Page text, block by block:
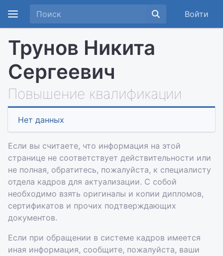
Войти
Трунов Никита
Сергеевич
Повышение квалификации
Нет данных
Если вы считаете, что информация на этой
странице не соответствует действительности или
не полная, обратитесь, пожалуйста, к специалисту
отдела кадров для актуализации. С собой
необходимо взять оригиналы и копии дипломов,
сертификатов и прочих подтверждающих
документов.
Если при обращении в системе кадров имеется
иная информация, сообщите, пожалуйста, ваши